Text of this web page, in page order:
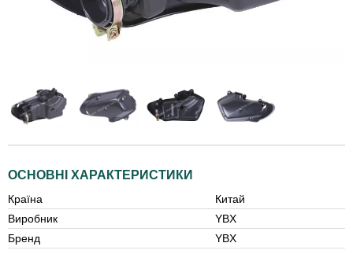
ОСНОВНІ ХАРАКТЕРИСТИКИ
Країна
Китай
Виробник
YBX
Бренд
YBX